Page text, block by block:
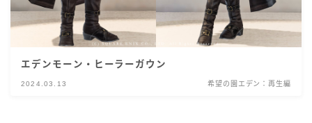
エデンモーン・ヒーラーガウン
2024.03.13 希望の園エデン：再生編